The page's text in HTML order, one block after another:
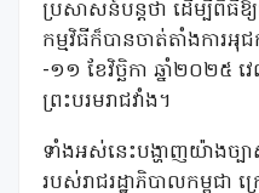
ប្រសាសន៍បន្តថា ដើម្បីពិធី
កម្មវិធីក៏បាន​ចាត់តាំង​ការអុ
-១១ ខែវិច្ឆិកា ឆ្នាំ២០២៥
ព្រះបរមរាជវាំង។
ទាំងអស់នេះបង្ហាញយ៉ាងច្ប
របស់រាជរដ្ឋាភិបាលកម្ពុជ